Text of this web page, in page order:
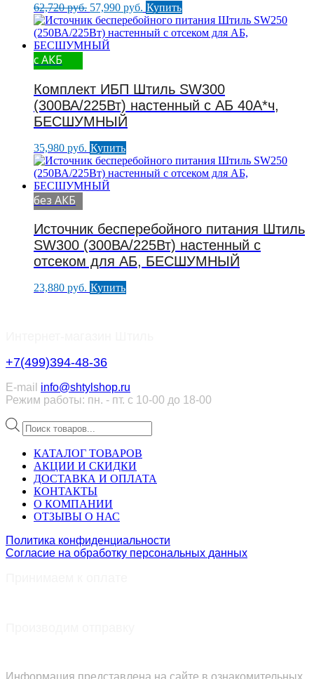
62,720руб. Первоначальная
цена
составляла
62,720 руб..
57,990 руб. Текущая
цена:
57,990 руб..
Купить
с АКБ
Комплект ИБП Штиль SW300
(300ВА/225Вт) настенный с АБ 40А*ч,
БЕСШУМНЫЙ
35,980 руб. Купить
без АКБ
Источник бесперебойного питания Штиль
SW300 (300ВА/225Вт) настенный с
отсеком для АБ, БЕСШУМНЫЙ
23,880 руб. Купить
+7(499)394-48-36
E-mail info@shtylshop.ru
Режим работы: пн. - пт. с 10-00 до 18-00
Поиск
товаров
КАТАЛОГ ТОВАРОВ
АКЦИИ И СКИДКИ
ДОСТАВКА И ОПЛАТА
КОНТАКТЫ
О КОМПАНИИ
ОТЗЫВЫ О НАС
Политика конфиденциальности
Согласие на обработку персональных данных
Информация представлена на сайте в ознакомительных